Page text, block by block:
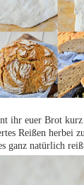
ihr euer Brot
Reißen herbei
ganz natürlich